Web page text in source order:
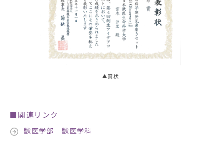
▲賞状
■関連リンク
獣医学部 獣医学科